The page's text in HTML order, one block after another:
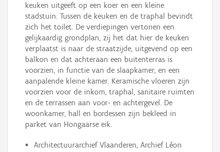
keuken uitgeeft op een koer en een kleine
stadstuin. Tussen de keuken en de traphal bevindt
zich het toilet. De verdiepingen vertonen een
gelijkaardig grondplan, zij het dat hier de keuken
verplaatst is naar de straatzijde, uitgevend op een
balkon en dat achteraan een buitenterras is
voorzien, in functie van de slaapkamer, en een
aanpalende kleine kamer. Keramische vloeren zijn
voorzien voor de inkom, traphal, sanitaire ruimten
en de terrassen aan voor- en achtergevel. De
woonkamer, hall en bordessen zijn bekleed in
parket van Hongaarse eik.
Architectuurarchief Vlaanderen, Archief Léon